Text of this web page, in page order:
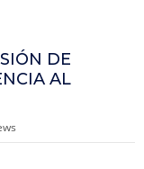
DE
AL